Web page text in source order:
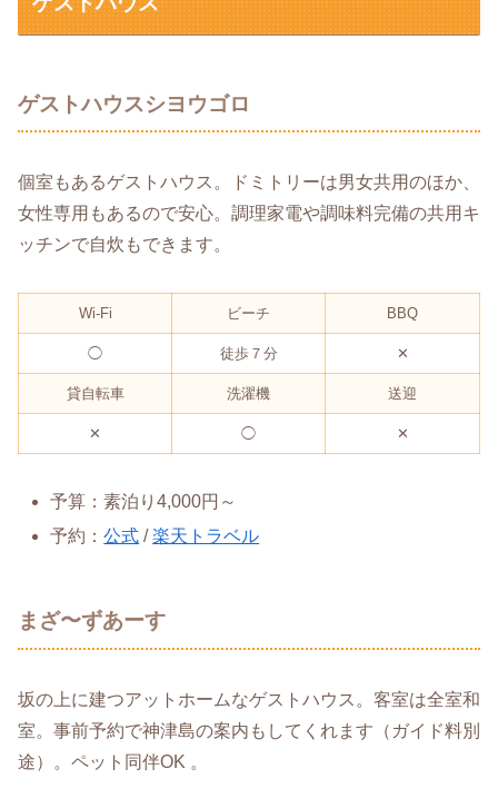
ゲストハウスシヨウゴロ
個室もあるゲストハウス。ドミトリーは男女共用のほか、
女性専用もあるので安心。調理家電や調味料完備の共用キ
ッチンで自炊もできます。
Wi-Fi ビーチ BBQ
◯ 徒歩７分 ✕
貸自転車 洗濯機 送迎
✕ ◯ ✕
予算：素泊り4,000円～
予約：公式 /楽天トラベル
まざ〜ずあーす
坂の上に建つアットホームなゲストハウス。客室は全室和
室。事前予約で神津島の案内もしてくれます（ガイド料別
途）。ペット同伴OK 。